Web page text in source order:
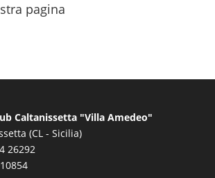
pagina
Caltanissetta "Villa Amedeo"
(CL - Sicilia)
26292